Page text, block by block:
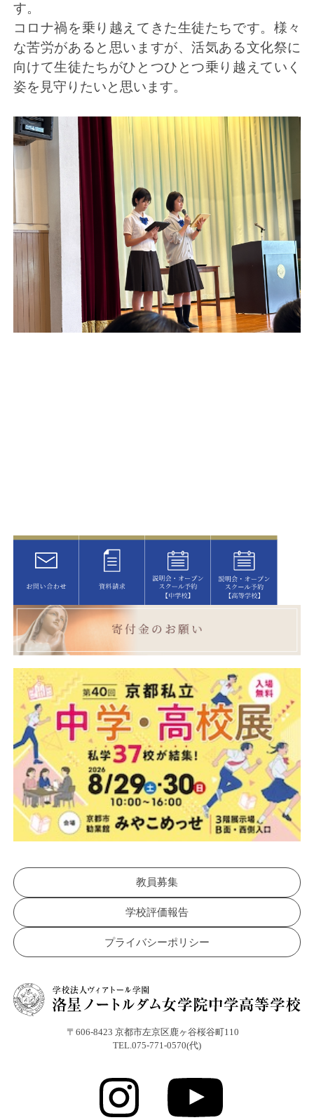
す。
コロナ禍を乗り越えてきた生徒たちです。様々
な苦労があると思いますが、活気ある文化祭に
向けて生徒たちがひとつひとつ乗り越えていく
姿を見守りたいと思います。
教員募集
学校評価報告
プライバシーポリシー
〒606-8423 京都市左京区鹿ヶ谷桜谷町110
TEL.075-771-0570(代)